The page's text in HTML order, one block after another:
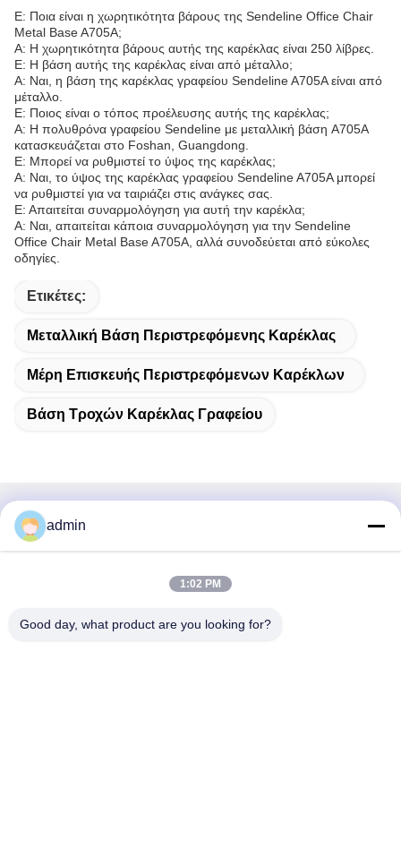
Ε: Ποια είναι η χωρητικότητα βάρους της Sendeline Office Chair
Metal Base A705A;
Α: Η χωρητικότητα βάρους αυτής της καρέκλας είναι 250 λίβρες.
Ε: Η βάση αυτής της καρέκλας είναι από μέταλλο;
Α: Ναι, η βάση της καρέκλας γραφείου Sendeline A705A είναι από
μέταλλο.
Ε: Ποιος είναι ο τόπος προέλευσης αυτής της καρέκλας;
Α: Η πολυθρόνα γραφείου Sendeline με μεταλλική βάση A705A
κατασκευάζεται στο Foshan, Guangdong.
Ε: Μπορεί να ρυθμιστεί το ύψος της καρέκλας;
Α: Ναι, το ύψος της καρέκλας γραφείου Sendeline A705A μπορεί
να ρυθμιστεί για να ταιριάζει στις ανάγκες σας.
Ε: Απαιτείται συναρμολόγηση για αυτή την καρέκλα;
Α: Ναι, απαιτείται κάποια συναρμολόγηση για την Sendeline
Office Chair Metal Base A705A, αλλά συνοδεύεται από εύκολες
οδηγίες.
Ετικέτες:
Μεταλλική Βάση Περιστρεφόμενης Καρέκλας
Μέρη Επισκευής Περιστρεφόμενων Καρέκλων
Βάση Τροχών Καρέκλας Γραφείου
Γρήγορη επικοινωνία
38 Λεωφόρος Shafu, πόλη Longjiang, περιοχή Shunde,
admin
1:02 PM
Good day, what product are you looking for?